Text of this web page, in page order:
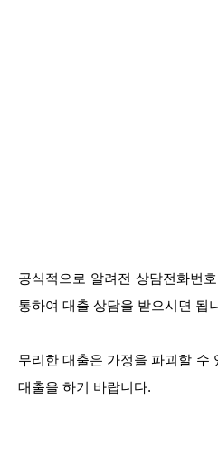
공식적으로 알려전 상담전화번
통하여 대출 상담을 받으시면 됩
무리한 대출은 가정을 파괴할 수
대출을 하기 바랍니다.